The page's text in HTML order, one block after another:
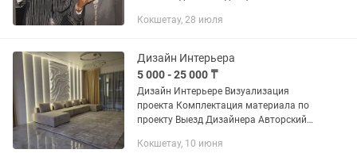
көмектеседі, мен эскиз жасаймын.
Кокшетау, 28 июля
Дизайн Интерьера
5 000 - 25 000 ₸
Дизайн Интерьере Визуализация
проекта Комплектация материала по
проекту Выезд Дизайнера Авторский
стиля в Интерьера
Кокшетау, 10 июня